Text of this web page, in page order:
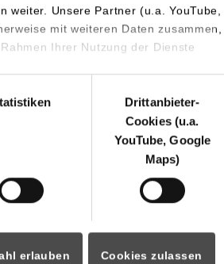
weiter. Unsere Partner (u.a. YouTube,
mit weiteren Daten zusammen,
Ihrer Nutzung der Dienste
Drittanbieter-
Cookies (u.a.
YouTube, Google
Maps)
erlauben Cookies zulassen
christina.wengert@dhbw-stuttgart.de